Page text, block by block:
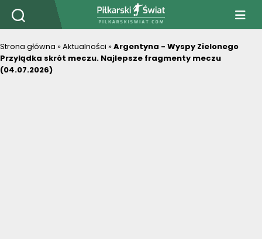
PiłkarskiSwiat.com
Strona główna »Aktualności »Argentyna - Wyspy Zielonego
Przylądka skrót meczu. Najlepsze fragmenty meczu
(04.07.2026)